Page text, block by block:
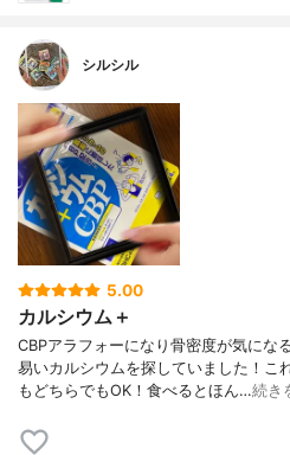
シルシル
5.00
カルシウム＋
CBPアラフォーになり骨密度が気にな
易いカルシウムを探していました！こ
もどちらでもOK！食べるとほん…続き